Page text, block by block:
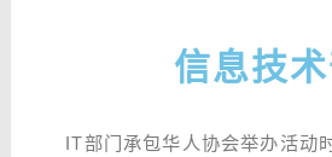
信息技
IT部门承包华人协会举办活动